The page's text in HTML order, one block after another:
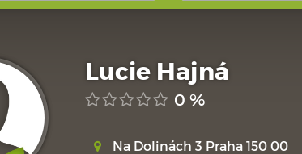
Lucie Hajná
0 %
Na Dolinách 3 Praha 150 00